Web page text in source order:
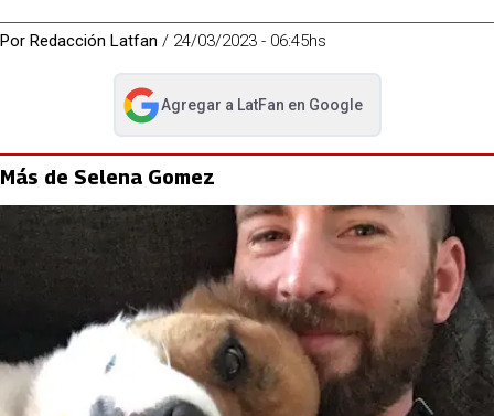
Por Redacción Latfan / 24/03/2023 - 06:45hs
Agregar a LatFan en Google
abre en nueva pestaña
Más de Selena Gomez